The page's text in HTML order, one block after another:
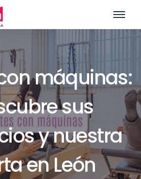
máquinas:
sus
y nuestra
en León